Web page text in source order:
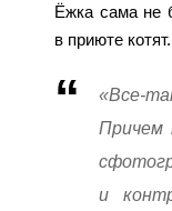
Ёжка сама не
в приюте котят.
«Все-
Причем
и